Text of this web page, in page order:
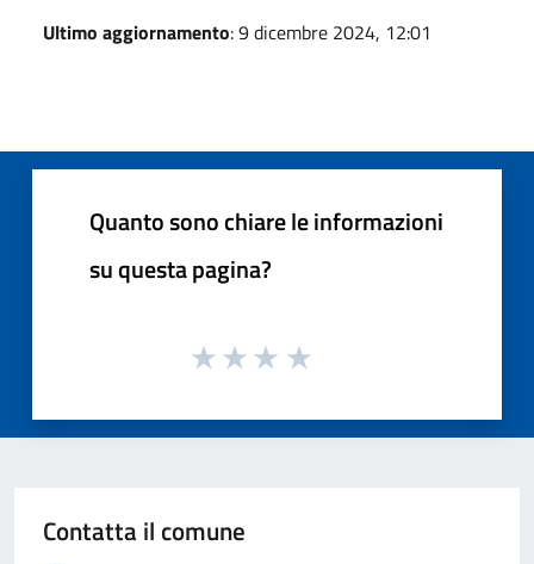
Ultimo aggiornamento: 9 dicembre 2024, 12:01
Quanto sono chiare le informazioni
su questa pagina?
Contatta il comune